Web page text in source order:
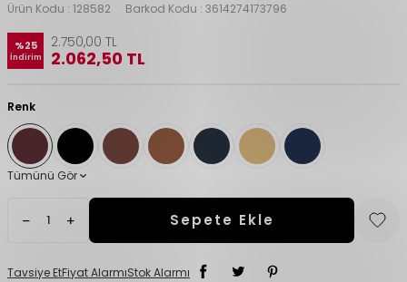
Ürün Kodu : 128582 Barkod Kodu : 3614274173796
%25
İndirim
2.750,00 TL
2.062,50 TL
Renk
Tümünü Gör
Sepete Ekle
Tavsiye EtFiyat AlarmıStok Alarmı